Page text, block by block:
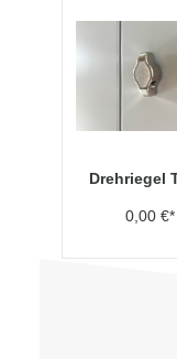
Drehriegel
0,00 €*